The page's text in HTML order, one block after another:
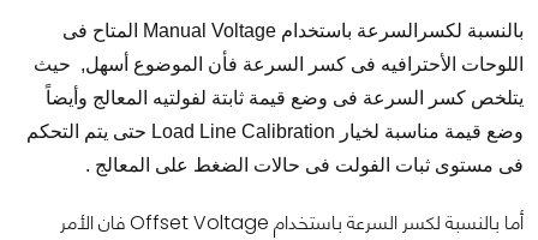
بالنسبة لكسرالسرعة باستخدام Manual Voltage المتاح فى
اللوحات الأحترافيه فى كسر السرعة فأن الموضوع أسهل, حيث
يتلخص كسر السرعة فى وضع قيمة ثابتة لفولتيه المعالج وأيضاً
وضع قيمة مناسبة لخيار Load Line Calibration حتى يتم التحكم
فى مستوى ثبات الفولت فى حالات الضغط على المعالج .
أما بالنسبة لكسر السرعة باستخدام Offset Voltage فان الأمر